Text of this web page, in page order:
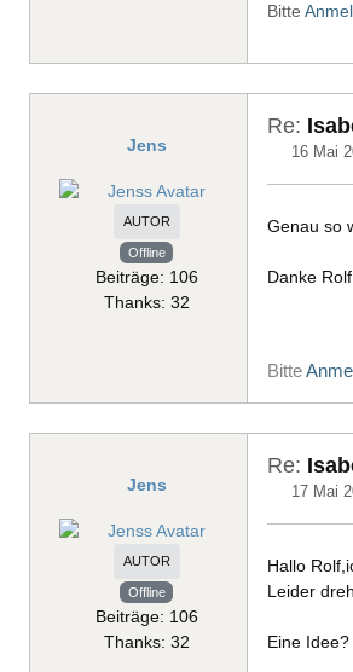
Bitte
Jens
AUTOR
Offline
Beiträge: 106
Thanks: 32
Re:
16 Mai
Genau so
Danke Rolf
Bitte
Jens
AUTOR
Offline
Beiträge: 106
Thanks: 32
Re:
17 Mai
Hallo
Leider
Eine Idee?